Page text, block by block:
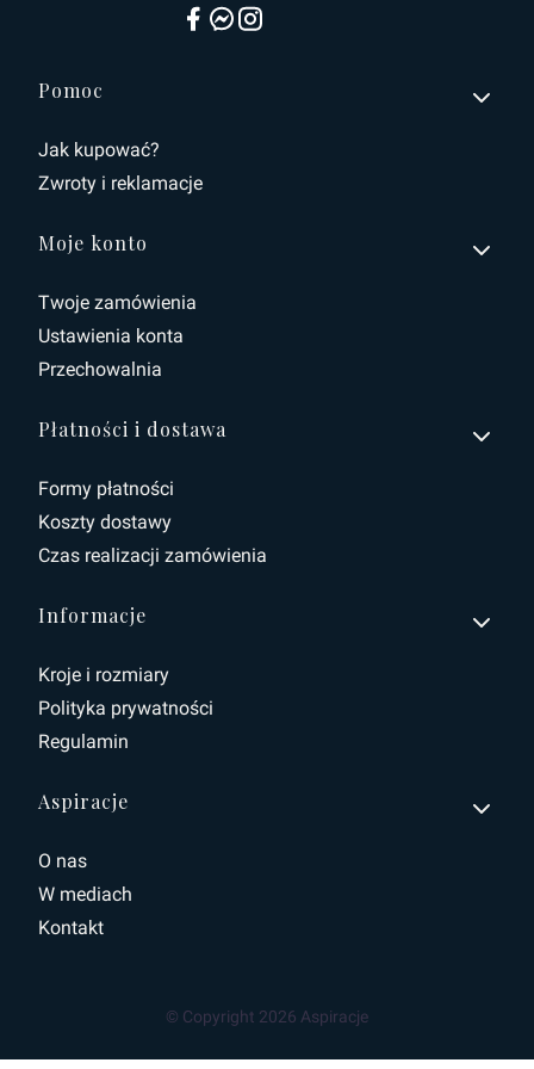
Linki w stopce
Pomoc
Jak kupować?
Zwroty i reklamacje
Moje konto
Twoje zamówienia
Ustawienia konta
Przechowalnia
Płatności i dostawa
Formy płatności
Koszty dostawy
Czas realizacji zamówienia
Informacje
Kroje i rozmiary
Polityka prywatności
Regulamin
Aspiracje
O nas
W mediach
Kontakt
© Copyright 2026 Aspiracje